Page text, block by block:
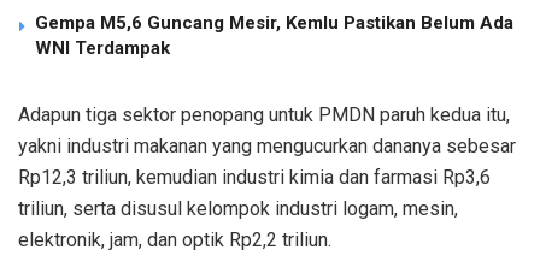
Gempa M5,6 Guncang Mesir, Kemlu Pastikan Belum Ada
WNI Terdampak
Adapun tiga sektor penopang untuk PMDN paruh kedua itu,
yakni industri makanan yang mengucurkan dananya sebesar
Rp12,3 triliun, kemudian industri kimia dan farmasi Rp3,6
triliun, serta disusul kelompok industri logam, mesin,
elektronik, jam, dan optik Rp2,2 triliun.